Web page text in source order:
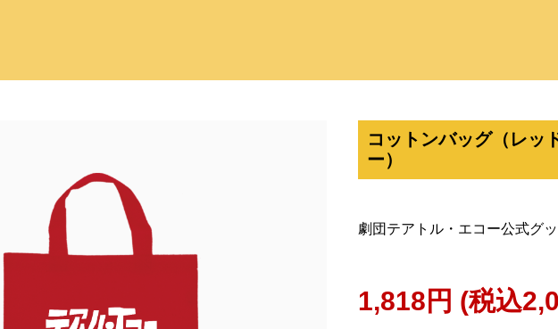
コットンバッグ（レッ
ー）
劇団テアトル・エコー公式グッ
1,818円 (税込